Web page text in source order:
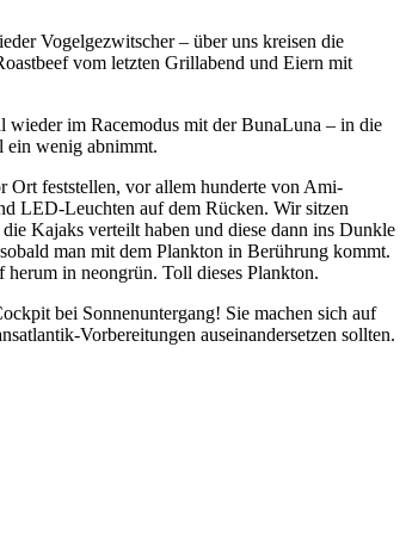
Vogelgezwitscher – über uns kreisen die
vom letzten Grillabend und Eiern mit
wieder im Racemodus mit der BunaLuna – in die
ein wenig abnimmt.
Ort feststellen, vor allem hunderte von Ami-
LED-Leuchten auf dem Rücken. Wir sitzen
Kajaks verteilt haben und diese dann ins Dunkle
man mit dem Plankton in Berührung kommt.
herum in neongrün. Toll dieses Plankton.
bei Sonnenuntergang! Sie machen sich auf
Vorbereitungen auseinandersetzen sollten.